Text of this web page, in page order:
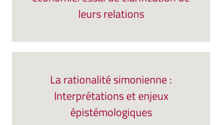
leurs relations
La rationalité simonienne :
Interprétations et enjeux
épistémologiques